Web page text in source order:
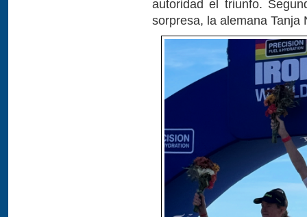
autoridad el triunfo.
sorpresa, la alemana Tanja